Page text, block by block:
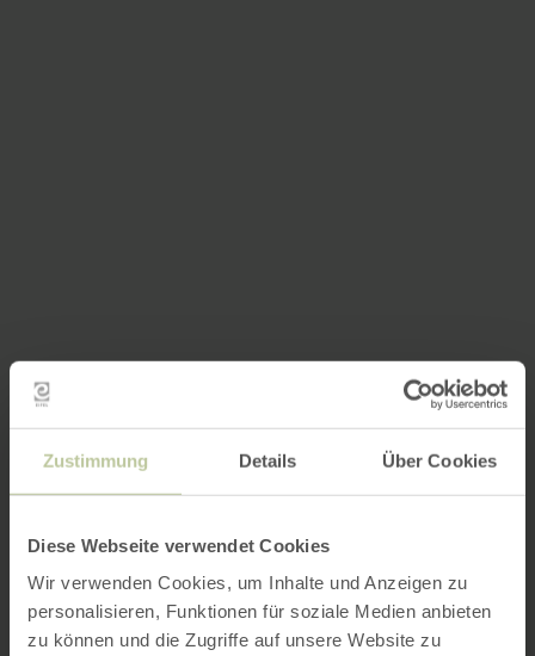
Zustimmung Details Über Cookies
Diese Webseite verwendet Cookies
Wir verwenden Cookies, um Inhalte und Anzeigen zu
personalisieren, Funktionen für soziale Medien anbieten
zu können und die Zugriffe auf unsere Website zu